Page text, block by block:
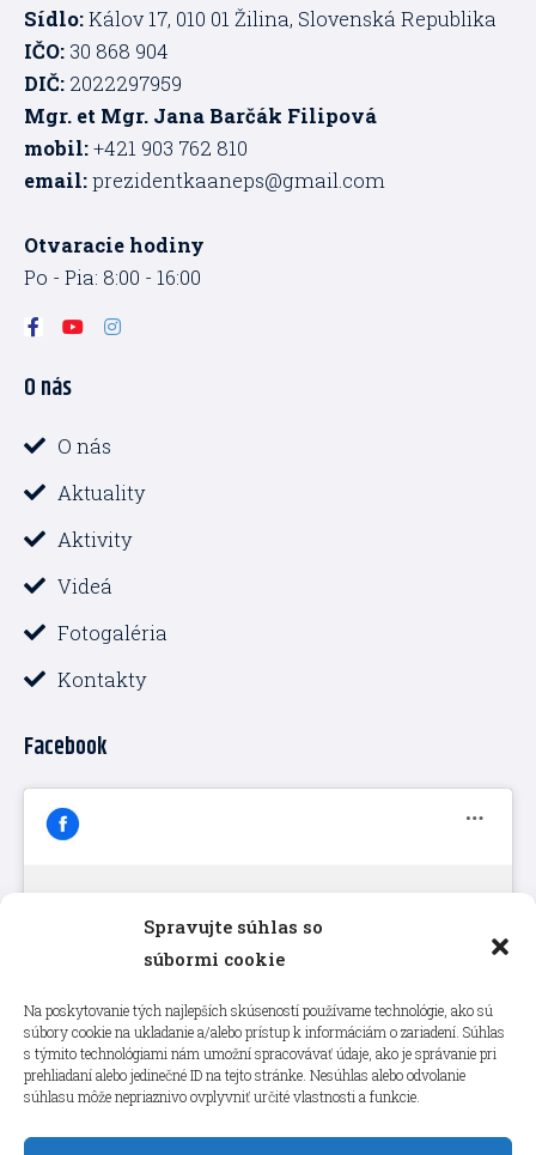
Spravujte súhlas so
súbormi cookie
Na poskytovanie tých najlepších skúseností používame technológie, ako sú
súbory cookie na ukladanie a/alebo prístup k informáciám o zariadení. Súhlas
s týmito technológiami nám umožní spracovávať údaje, ako je správanie pri
prehliadaní alebo jedinečné ID na tejto stránke. Nesúhlas alebo odvolanie
súhlasu môže nepriaznivo ovplyvniť určité vlastnosti a funkcie.
Sídlo:Kálov 17, 010 01 Žilina, Slovenská Republika
IČO: 30 868 904
DIČ: 2022297959
Mgr. et Mgr. Jana Barčák Filipová
mobil:+421 903 762 810
email:prezidentkaaneps@gmail.com
Otvaracie hodiny
Po - Pia: 8:00 - 16:00
F
a
e
b
o
k
f
Y
u
e
I
n
O nás
O nás
Aktuality
Aktivity
Videá
Fotogaléria
Kontakty
Facebook
Kliknutím prijmete súbory cookie